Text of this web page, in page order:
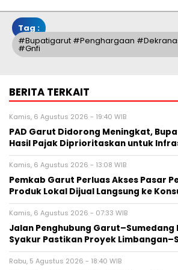
Tag :
#Bupatigarut #penghargaan
#gnfi
BERITA TERKAIT
Kamis, 6 Agustus 2026 - 19:40 WIB
PAD Garut Didorong Meningkat,
Hasil Pajak Diprioritaskan untuk
Kamis, 6 Agustus 2026 - 13:08 WIB
Pemkab Garut Perluas Akses Pasar
Produk Lokal Dijual Langsung ke
Kamis, 6 Agustus 2026 - 07:33 WIB
Jalan Penghubung Garut–Sumedang
Syakur Pastikan Proyek
Rabu, 5 Agustus 2026 - 18:40 WIB